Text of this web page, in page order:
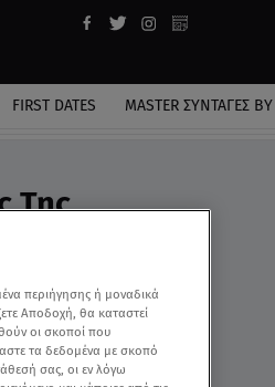
FIRST DATES MASTER ΣΥΝΤΑΓΈΣ
Της
περιήγησης ή μοναδικά
Αποδοχή, θα καταστεί
οι σκοποί που
τα δεδομένα με σκοπό
σας, οι εν λόγω